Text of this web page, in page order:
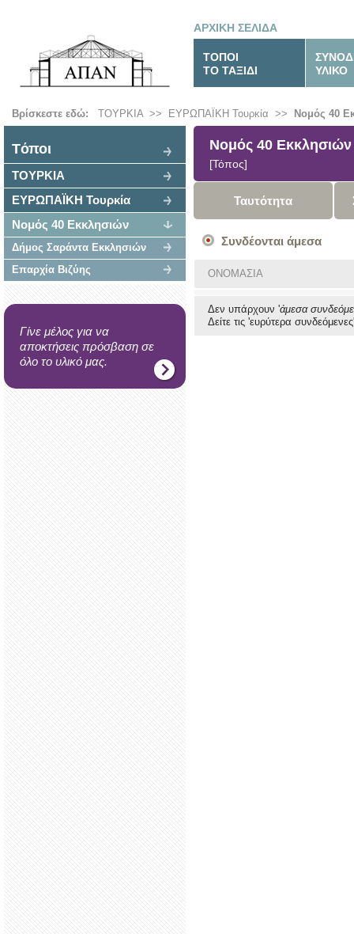
ΑΡΧΙΚΗ ΣΕΛΙΔΑ
ΤΟΠΟΙ
ΤΟ ΤΑΞΙΔΙ
ΥΛΙΚΟ
Βρίσκεστε εδώ: ΤΟΥΡΚΙΑ>> ΕΥΡΩΠΑΪΚΗ Τουρκία >> Νομός 40
Tόποι
ΤΟΥΡΚΙΑ
ΕΥΡΩΠΑΪΚΗ Τουρκία
Νομός 40 Εκκλησιών
Δήμος Σαράντα Εκκλησιών
Επαρχία Βιζύης
Γίνε μέλος για να
αποκτήσεις πρόσβαση σε
όλο το υλικό μας.
Νομός 40 Εκκλησιών
[Τόπος]
Ταυτότητα
Συνδέονται άμεσα
ΟΝΟΜΑΣΙΑ
Δεν υπάρχουν 'άμεσα
Δείτε τις 'ευρύτερα